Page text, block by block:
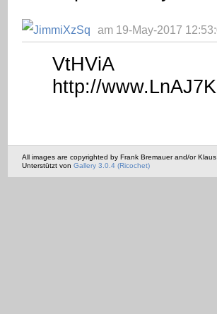
am 19-May-2017
VtHViA
http://
All images are copyrighted by Frank Bremauer and/or
Unterstützt von Gallery 3.0.4 (Ricochet)